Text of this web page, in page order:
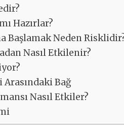
Hazırlar?
Başlamak Neden
Nasıl Etkilenir?
Arasındaki Bağ
Nasıl Etkiler?